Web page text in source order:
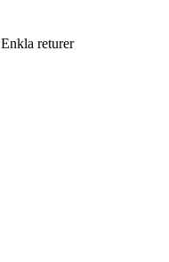
Enkla returer